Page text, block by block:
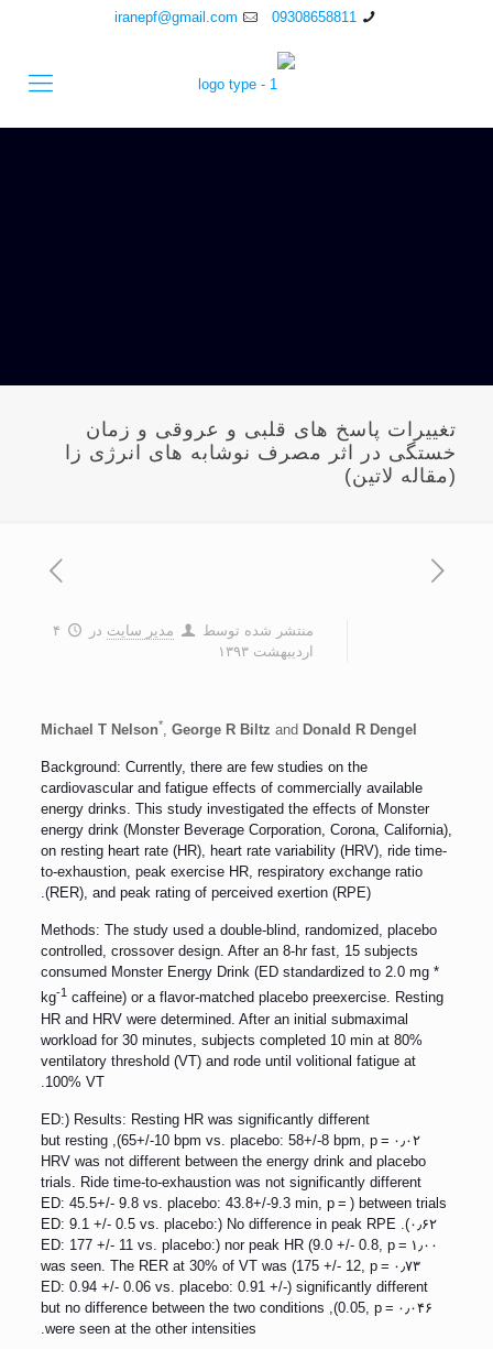
09308658811
iranepf@gmail.com
تغییرات پاسخ های قلبی و عروقی و زمان
خستگی در اثر مصرف نوشابه های انرژی زا
(مقاله لاتین)
منتشر شده توسط مدیر سایت در
۴
اردیبهشت ۱۳۹۳
Michael T Nelson*, George R Biltz and Donald R Dengel
Background: Currently, there are few studies on the
cardiovascular and fatigue effects of commercially available
energy drinks. This study investigated the effects of Monster
energy drink (Monster Beverage Corporation, Corona, California),
on resting heart rate (HR), heart rate variability (HRV), ride time-
to-exhaustion, peak exercise HR, respiratory exchange ratio
(RER), and peak rating of perceived exertion (RPE).
Methods: The study used a double-blind, randomized, placebo
controlled, crossover design. After an 8-hr fast, 15 subjects
consumed Monster Energy Drink (ED standardized to 2.0 mg *
kg-1 caffeine) or a flavor-matched placebo preexercise. Resting
HR and HRV were determined. After an initial submaximal
workload for 30 minutes, subjects completed 10 min at 80%
ventilatory threshold (VT) and rode until volitional fatigue at
100% VT.
Results: Resting HR was significantly different (ED:
65+/-10 bpm vs. placebo: 58+/-8 bpm, p = ۰٫۰۲), but resting
HRV was not different between the energy drink and placebo
trials. Ride time-to-exhaustion was not significantly different
between trials (ED: 45.5+/- 9.8 vs. placebo: 43.8+/-9.3 min, p =
۰٫۶۲). No difference in peak RPE (ED: 9.1 +/- 0.5 vs. placebo:
9.0 +/- 0.8, p = ۱٫۰۰) nor peak HR (ED: 177 +/- 11 vs. placebo:
175 +/- 12, p = ۰٫۷۳) was seen. The RER at 30% of VT was
significantly different (ED: 0.94 +/- 0.06 vs. placebo: 0.91 +/-
0.05, p = ۰٫۰۴۶), but no difference between the two conditions
were seen at the other intensities.